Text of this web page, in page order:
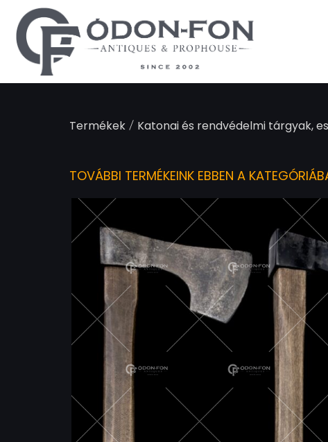
Termékek/ Katonai és rendvédelmi tárgyak,
TOVÁBBI TERMÉKEINK EBBEN A
Süti preferenciák